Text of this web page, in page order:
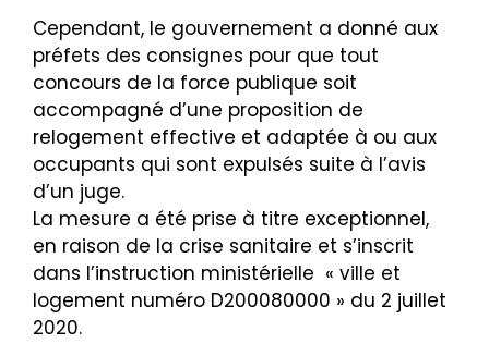
Cependant, le gouvernement a donné aux
préfets des consignes pour que tout
concours de la force publique soit
accompagné d’une proposition de
relogement effective et adaptée à ou aux
occupants qui sont expulsés suite à l’avis
d’un juge.
La mesure a été prise à titre exceptionnel,
en raison de la crise sanitaire et s’inscrit
dans l’instruction ministérielle « ville et
logement numéro D200080000 » du 2 juillet
2020.